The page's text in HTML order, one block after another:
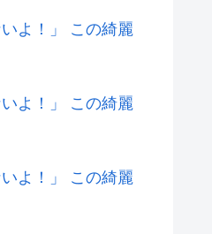
いよ！」 この綺麗
いよ！」 この綺麗
いよ！」 この綺麗